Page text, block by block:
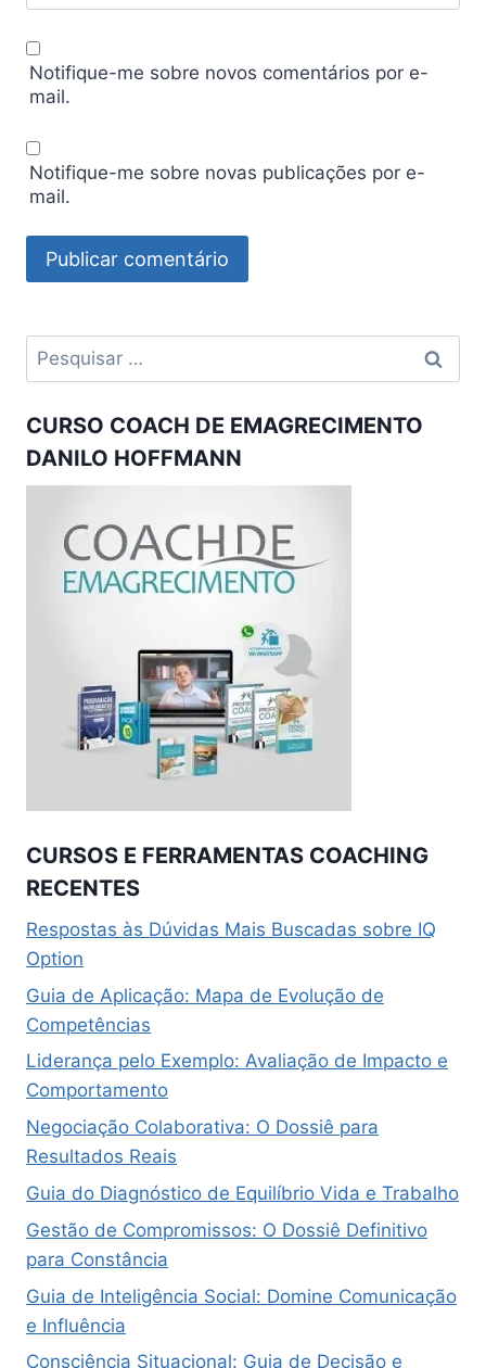
Notifique-me sobre novos comentários por e-
mail.
Notifique-me sobre novas publicações por e-
mail.
Pesquisar
por:
CURSO COACH DE EMAGRECIMENTO
DANILO HOFFMANN
CURSOS E FERRAMENTAS COACHING
RECENTES
Respostas às Dúvidas Mais Buscadas sobre IQ
Option
Guia de Aplicação: Mapa de Evolução de
Competências
Liderança pelo Exemplo: Avaliação de Impacto e
Comportamento
Negociação Colaborativa: O Dossiê para
Resultados Reais
Guia do Diagnóstico de Equilíbrio Vida e Trabalho
Gestão de Compromissos: O Dossiê Definitivo
para Constância
Guia de Inteligência Social: Domine Comunicação
e Influência
Consciência Situacional: Guia de Decisão e